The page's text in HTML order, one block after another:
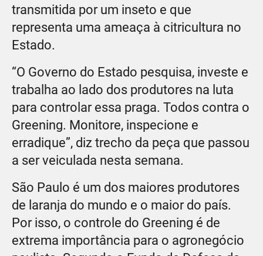
transmitida por um inseto e que
representa uma ameaça à citricultura no
Estado.
“O Governo do Estado pesquisa, investe e
trabalha ao lado dos produtores na luta
para controlar essa praga. Todos contra o
Greening. Monitore, inspecione e
erradique”, diz trecho da peça que passou
a ser veiculada nesta semana.
São Paulo é um dos maiores produtores
de laranja do mundo e o maior do país.
Por isso, o controle do Greening é de
extrema importância para o agronegócio